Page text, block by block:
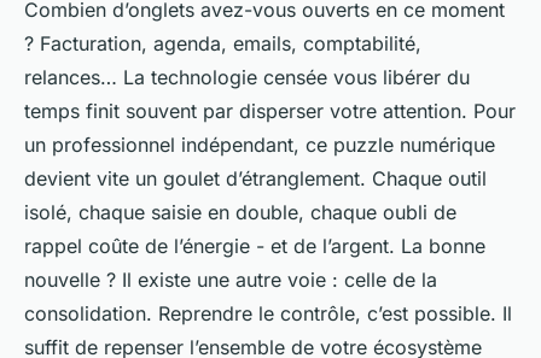
Combien d’onglets avez-vous ouverts en ce moment
? Facturation, agenda, emails, comptabilité,
relances… La technologie censée vous libérer du
temps finit souvent par disperser votre attention. Pour
un professionnel indépendant, ce puzzle numérique
devient vite un goulet d’étranglement. Chaque outil
isolé, chaque saisie en double, chaque oubli de
rappel coûte de l’énergie - et de l’argent. La bonne
nouvelle ? Il existe une autre voie : celle de la
consolidation. Reprendre le contrôle, c’est possible. Il
suffit de repenser l’ensemble de votre écosystème